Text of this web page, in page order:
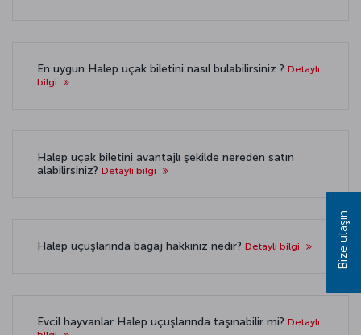
En uygun Halep uçak biletini nasıl bulabilirsiniz ? Detaylı
bilgi
Halep uçak biletini avantajlı şekilde nereden satın
alabilirsiniz? Detaylı bilgi
Halep uçuşlarında bagaj hakkınız nedir? Detaylı bilgi
Evcil hayvanlar Halep uçuşlarında taşınabilir mi? Detaylı
Bize ulaşın